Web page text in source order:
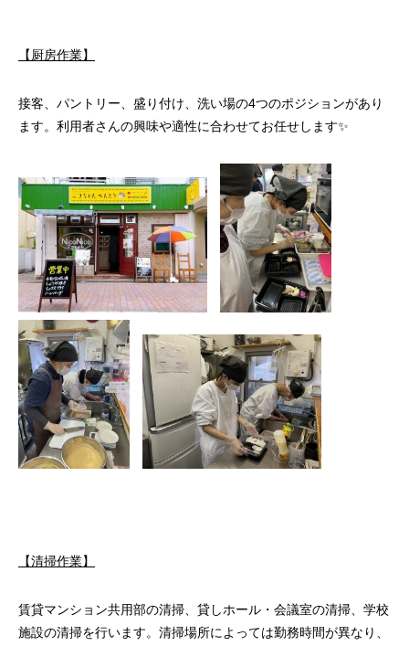
【厨房作業】
接客、パントリー、盛り付け、洗い場の4つのポジションがあり
ます。利用者さんの興味や適性に合わせてお任せします✨
【清掃作業】
賃貸マンション共用部の清掃、貸しホール・会議室の清掃、学校
施設の清掃を行います。清掃場所によっては勤務時間が異なり、